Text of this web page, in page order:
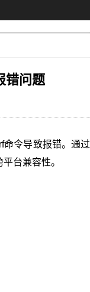
错问题
命令导致报错。通过
台兼容性。